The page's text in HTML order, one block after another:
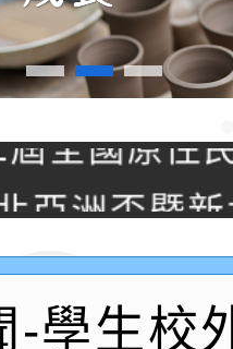
政府交通局
碳存摺2.0
明，請參閱
亞洲盃暨
標賽
年度學生
王牌愛／
-學生校